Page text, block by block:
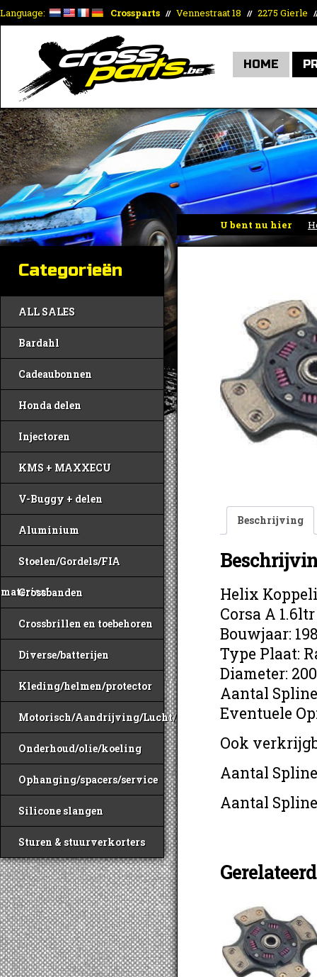
Language: Crossparts // Vennestraat 18 // 2275 Gierle
HOME
U bent nu hier
Categorieën
ALL SALES
Bardahl
Cadeaubonnen
Honda delen
Injectoren
KMS + MAXXECU
V-Buggy + delen
Aluminium
Stoelen/Gordels/FIA
materiaal
Crossbanden
Crossbrillen en toebehoren
Diverse/batterijen
Kleding/helmen/protector
Motorisch/Aandrijving/Lucht/Benzine
Onderhoud/olie/koeling
Ophanging/spacers/service
Silicone slangen
Sturen & stuurverkorters
Beschrijving
Helix
Corsa A
Bouwjaar:
Type Plaat:
Diameter: 200
Aantal
Eventuele
Ook
Aantal
Aantal